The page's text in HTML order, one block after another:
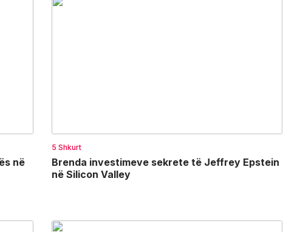
në
5 Shkurt
Brenda investimeve sekrete të Jeffrey Epstein
në Silicon Valley